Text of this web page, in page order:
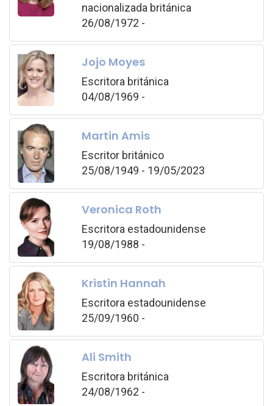
nacionalizada británica
26/08/1972 -
Jojo Moyes
Escritora británica
04/08/1969 -
Martin Amis
Escritor británico
25/08/1949 - 19/05/2023
Veronica Roth
Escritora estadounidense
19/08/1988 -
Kristin Hannah
Escritora estadounidense
25/09/1960 -
Ali Smith
Escritora británica
24/08/1962 -